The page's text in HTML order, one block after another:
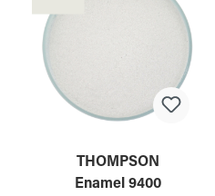
THOMPSON
Enamel 9400